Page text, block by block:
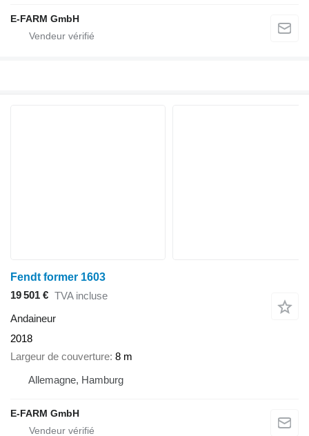
E-FARM GmbH
Fendt former 1603
19 501 € TVA incluse
Andaineur
2018
Largeur de couverture 8 m
Allemagne, Hamburg
E-FARM GmbH